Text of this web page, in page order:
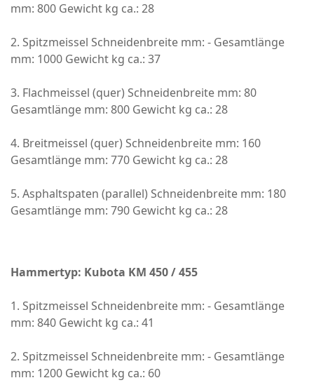
mm: 800 Gewicht kg ca.: 28
2. Spitzmeissel Schneidenbreite mm: - Gesamtlänge
mm: 1000 Gewicht kg ca.: 37
3. Flachmeissel (quer) Schneidenbreite mm: 80
Gesamtlänge mm: 800 Gewicht kg ca.: 28
4. Breitmeissel (quer) Schneidenbreite mm: 160
Gesamtlänge mm: 770 Gewicht kg ca.: 28
5. Asphaltspaten (parallel) Schneidenbreite mm: 180
Gesamtlänge mm: 790 Gewicht kg ca.: 28
Hammertyp: Kubota KM 450 / 455
1. Spitzmeissel Schneidenbreite mm: - Gesamtlänge
mm: 840 Gewicht kg ca.: 41
2. Spitzmeissel Schneidenbreite mm: - Gesamtlänge
mm: 1200 Gewicht kg ca.: 60